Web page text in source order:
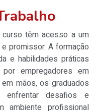
têm acesso a um
promissor. A formação
e habilidades práticas
empregadores em
mãos, os graduados
enfrentar desafios e
ambiente profissional